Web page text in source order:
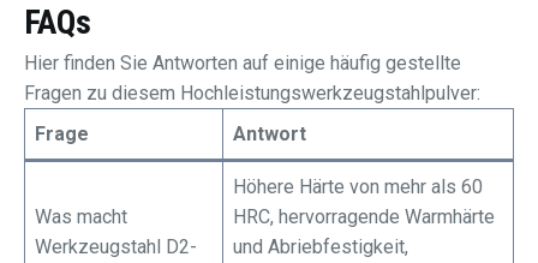
FAQs
Hier finden Sie Antworten auf einige häufig gestellte
Fragen zu diesem Hochleistungswerkzeugstahlpulver:
Frage
Antwort
Was macht
Werkzeugstahl D2-
Höhere Härte von mehr als 60
HRC, hervorragende Warmhärte
und Abriebfestigkeit,